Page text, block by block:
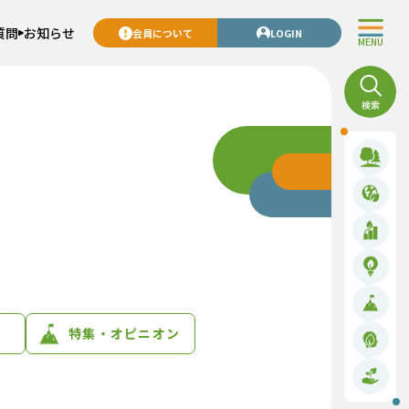
MENU
問 お知らせ 会員について LOGIN
特集・オピニオン